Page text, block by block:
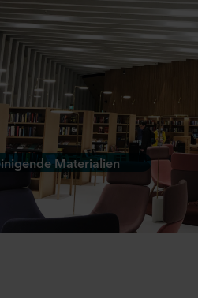
Materialien